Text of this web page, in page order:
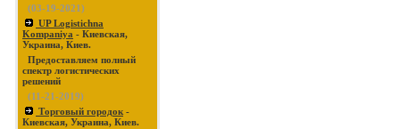
(03-19-2021)
UP Logistichna
Kompaniya - Киевская,
Украина, Киев.
Предоставляем полный
спектр логистических
решений
(11-21-2019)
Торговый городок -
Киевская, Украина, Киев.